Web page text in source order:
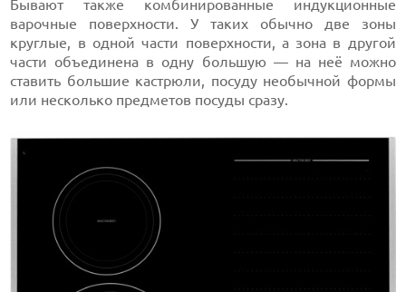
Бывают также комбинированные индукционные
варочные поверхности. У таких обычно две зоны
круглые, в одной части поверхности, а зона в другой
части объединена в одну большую — на неё можно
ставить большие кастрюли, посуду необычной формы
или несколько предметов посуды сразу.